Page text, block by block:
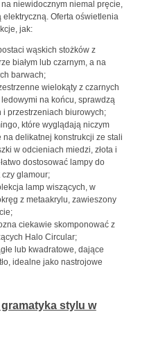
niewidocznym niemal pręcie,
elektryczną. Oferta oświetlenia
jak:
wąskich stożków z
białym lub czarnym, a na
barwach;
wielokąty z czarnych
na końcu, sprawdzą
przestrzeniach biurowych;
które wyglądają niczym
delikatnej konstrukcji ze stali
w odcieniach miedzi, złota i
dostosować lampy do
czy glamour;
lamp wiszących, w
z metaakrylu, zawieszony
ciekawie skomponować z
Halo Circular;
lub kwadratowe, dające
idealne jako nastrojowe
stylu w